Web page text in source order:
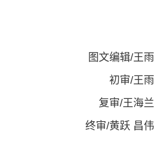
图文编辑/王雨
初审/王雨
复审/王海兰
终审/黄跃 昌伟